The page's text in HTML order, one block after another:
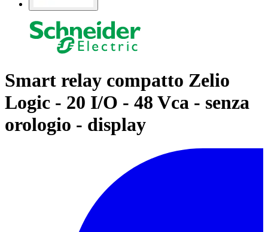
Smart relay compatto Zelio
Logic - 20 I/O - 48 Vca - senza
orologio - display